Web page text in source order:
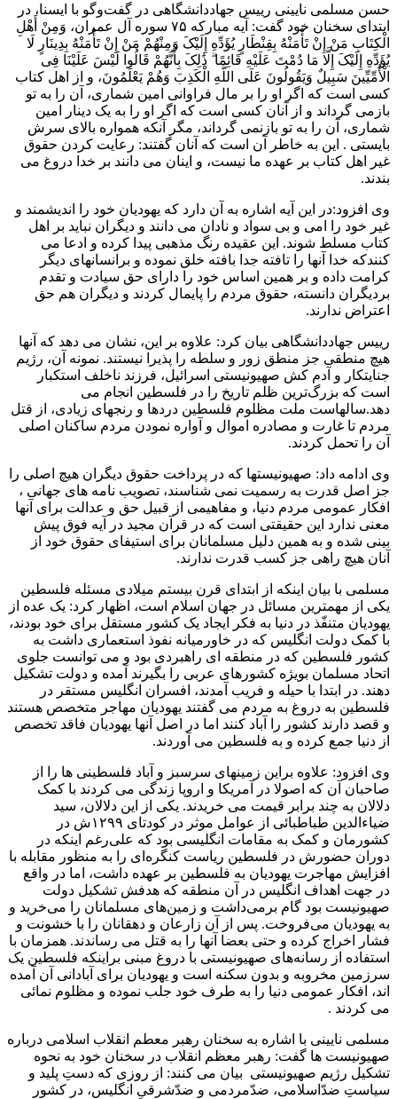
حسن مسلمی نایینی رییس جهاددانشگاهی در گفت‌وگو با ایسنا، در
ابتدای سخنان خود گفت: آیه مبارکه ۷۵ سوره آل عمران، وَمِنْ أَهْلِ
الْکِتَابِ مَنْ إِنْ تَأْمَنْهُ بِقِنْطَارٍ یُؤَدِّهِ إِلَیْکَ وَمِنْهُمْ مَنْ إِنْ تَأْمَنْهُ بِدِینَارٍ لَا
یُؤَدِّهِ إِلَیْکَ إِلَّا مَا دُمْتَ عَلَیْهِ قَائِمًا ۗ ذَٰلِکَ بِأَنَّهُمْ قَالُوا لَیْسَ عَلَیْنَا فِی
الْأُمِّیِّینَ سَبِیلٌ وَیَقُولُونَ عَلَی اللَّهِ الْکَذِبَ وَهُمْ یَعْلَمُونَ، و از اهل کتاب
کسی است که اگر او را بر مال فراوانی امین شماری، آن را به تو
بازمی گرداند و از آنان کسی است که اگر او را به یک دینار امین
شماری، آن را به تو بازنمی گرداند، مگر آنکه همواره بالای سرش
بایستی . این به خاطر آن است که آنان گفتند: رعایت کردن حقوق
غیر اهل کتاب بر عهده ما نیست، و اینان می دانند بر خدا دروغ می
بندند.
وی افزود:در این آیه اشاره به آن دارد که یهودیان خود را اندیشمند و
غیر خود را امی و بی سواد و نادان می دانند و دیگران نباید بر اهل
کتاب مسلط شوند. این عقیده رنگ مذهبی پیدا کرده و ادعا می
کنندکه خدا آنها را تافته جدا بافته خلق نموده و برانسانهای دیگر
کرامت داده و بر همین اساس خود را دارای حق سیادت و تقدم
بردیگران دانسته، حقوق مردم را پایمال کردند و دیگران هم حق
اعتراض ندارند.
رییس جهاددانشگاهی بیان کرد: علاوه بر این، نشان می دهد که آنها
هیچ منطقی جز منطق زور و سلطه را پذیرا نیستند. نمونه آن، رژیم
جنایتکار و آدم کش صهیونیستی اسرائیل، فرزند ناخلف استکبار
است که بزرگ‌ترین ظلم تاریخ را در فلسطین انجام می
دهد.سالهاست ملت مظلوم فلسطین دردها و رنجهای زیادی، از قتل
مردم تا غارت و مصادره اموال و آواره نمودن مردم ساکنان اصلی
آن را تحمل کردند.
وی ادامه داد: صهیونیستها که در پرداخت حقوق دیگران هیچ اصلی را
جز اصل قدرت به رسمیت نمی شناسند، تصویب نامه های جهانی ،
افکار عمومی مردم دنیا، و مفاهیمی از قبیل حق و عدالت برای آنها
معنی ندارد این حقیقتی است که در قرآن مجید در آیه فوق پیش
بینی شده و به همین دلیل مسلمانان برای استیفای حقوق خود از
آنان هیچ راهی جز کسب قدرت ندارند.
مسلمی با بیان اینکه از ابتدای قرن بیستم میلادی مسئله فلسطین
یکی از مهمترین مسائل در جهان اسلام است، اظهار کرد: یک عده از
یهودیان متنفّذ در دنیا به فکر ایجاد یک کشور مستقل برای خود بودند،
با کمک دولت انگلیس که در خاورمیانه نفوذ استعماری داشت به
کشور فلسطین که در منطقه ای راهبردی بود و می توانست جلوی
اتحاد مسلمان بویژه کشورهای عربی را بگیرند آمده و دولت تشکیل
دهند. در ابتدا با حیله و فریب آمدند، افسران انگلیس مستقر در
فلسطین به دروغ به مردم می گفتند یهودیان مهاجر متخصص هستند
و قصد دارند کشور را آباد کنند اما در اصل آنها یهودیان فاقد تخصص
از دنیا جمع کرده و به فلسطین می آوردند.
وی افزود: علاوه براین زمینهای سرسبز و آباد فلسطینی ها را از
صاحبان آن که اصولا در آمریکا و اروپا زندگی می کردند با کمک
دلالان به چند برابر قیمت می خریدند. یکی از این دلالان، سید
ضیاءالدین طباطبائی از عوامل موثر در کودتای ۱۲۹۹ش در
کشورمان و کمک به مقامات انگلیسی بود که علی‌رغم اینکه در
دوران حضورش در فلسطین ریاست کنگره‌ای را به منظور مقابله با
افزایش مهاجرت یهودیان به فلسطین بر عهده داشت، اما در واقع
در جهت اهداف انگلیس در آن منطقه که هدفش تشکیل دولت
صهیونیست بود گام برمی‌داشت و زمین‌های مسلمانان را می‌خرید و
به یهودیان می‌فروخت. پس از آن زارعان و دهقانان را با خشونت و
فشار اخراج کرده و حتی بعضا آنها را به قتل می رساندند. همزمان با
استفاده از رسانه‌های صهیونیستی با دروغ مبنی براینکه فلسطین یک
سرزمین مخروبه و بدون سکنه است و یهودیان برای آبادانی آن آمده
اند، افکار عمومی دنیا را به طرف خود جلب نموده و مظلوم نمائی
می کردند .
مسلمی نایینی با اشاره به سخنان رهبر معطم انقلاب اسلامی درباره
صهیونیست ها گفت: رهبر معظم انقلاب در سخنان خود به نحوه
تشکیل رژیم صهیونیستی بیان می کنند: از روزی که دستِ پلید و
سیاستِ ضدّاسلامی، ضدّمردمی و ضدّشرقیِ انگلیس، در کشور